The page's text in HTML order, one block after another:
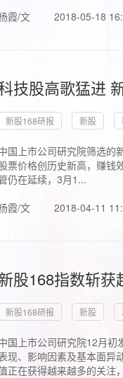
霞/文 2018-05-18
技股高歌猛进
新股168研报 新股
国上市公司研究院筛选的
票价格创历史新高，赚钱
仍在延续，3月1...
霞/文
2018-04-11
股168指数斩
新股168研报 新股
国上市公司研究院12月初
现、影响因素及基本面异
正在获得越来越多的关注